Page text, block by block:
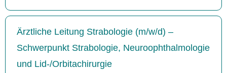
Ärztliche Leitung Strabologie (m/w/d) –
Schwerpunkt Strabologie, Neuroophthalmologie
und Lid-/Orbitachirurgie